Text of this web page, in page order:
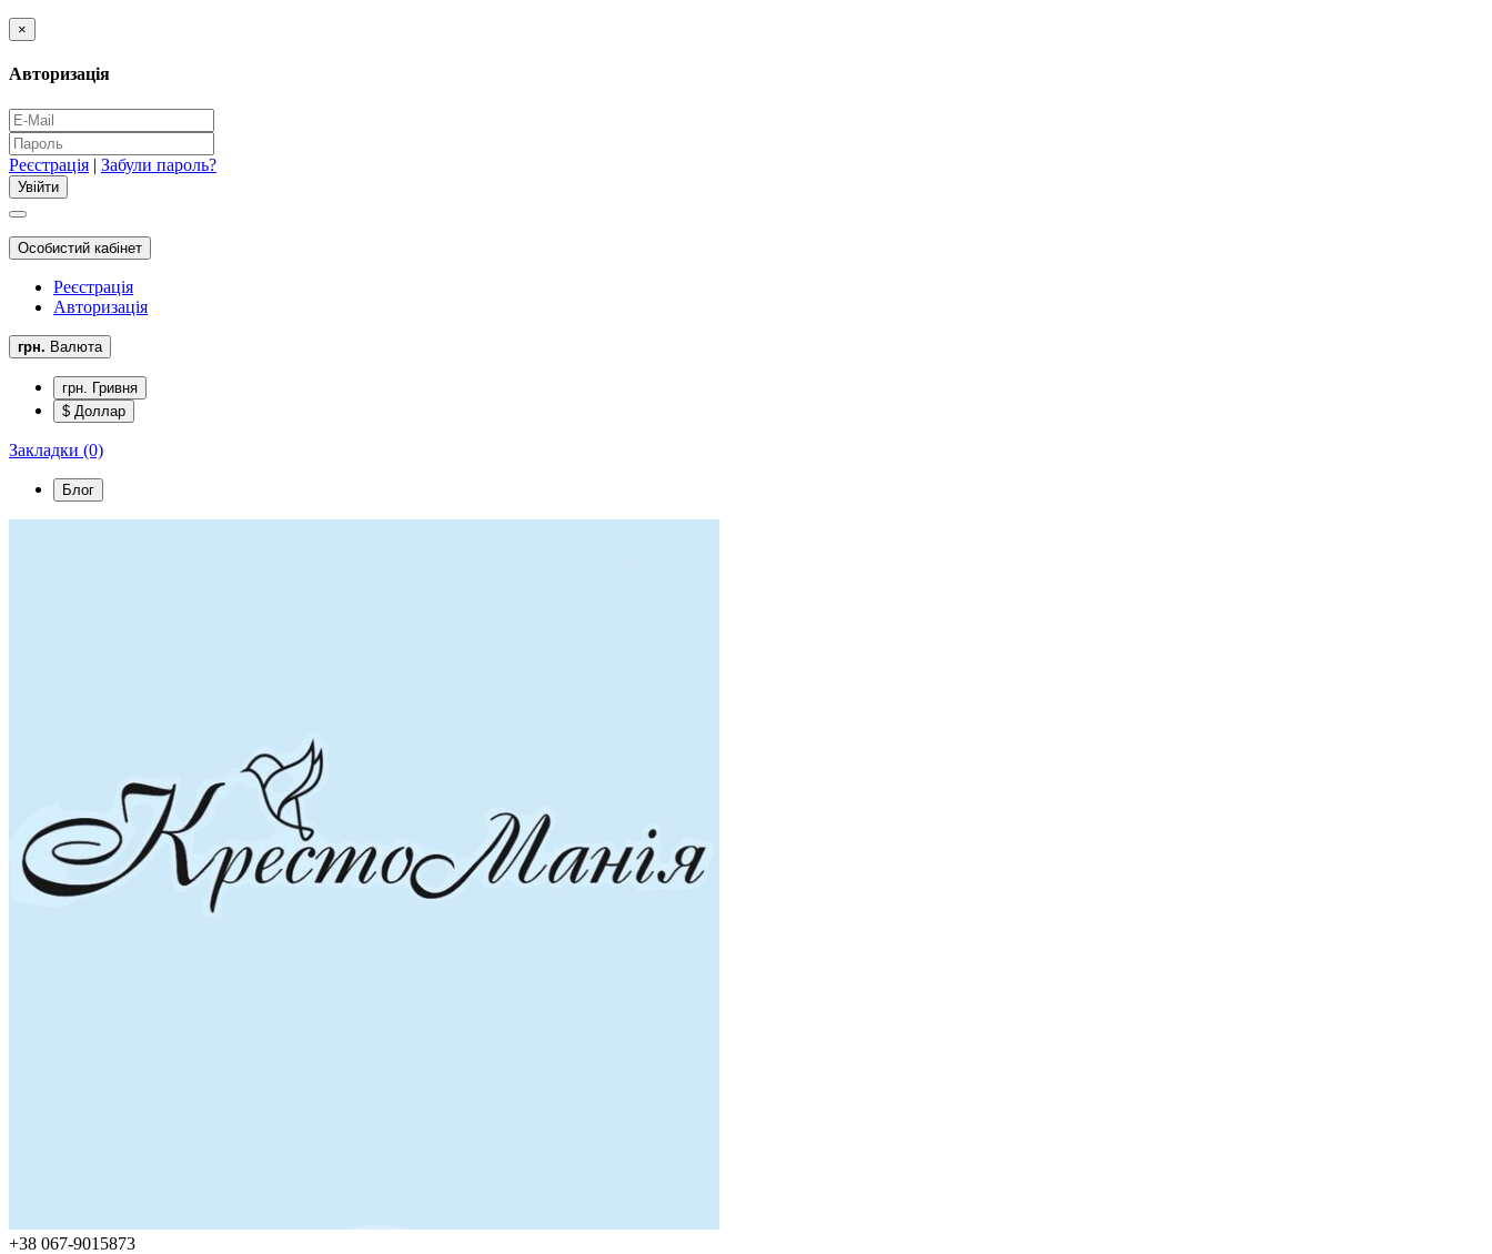
×
Авторизація
Реєстрація | Забули пароль?
Особистий кабінет
Реєстрація
Авторизація
грн. Валюта
грн. Гривня
$ Доллар
Закладки (0)
Блог
+38 067-9015873